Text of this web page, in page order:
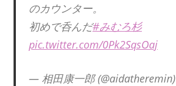
のカウンター。
初めで呑んだ#みむろ杉
pic.twitter.com/0Pk2SqsOaj
— 相田康一郎 (@aidatheremin)